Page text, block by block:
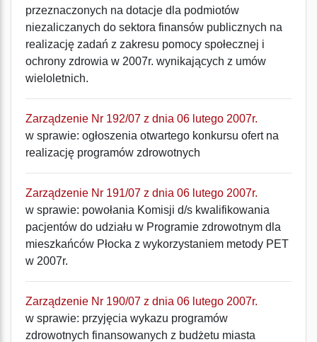
przeznaczonych na dotacje dla podmiotów
niezaliczanych do sektora finansów publicznych na
realizację zadań z zakresu pomocy społecznej i
ochrony zdrowia w 2007r. wynikających z umów
wieloletnich.
Zarządzenie Nr 192/07 z dnia 06 lutego 2007r.
w sprawie: ogłoszenia otwartego konkursu ofert na
realizację programów zdrowotnych
Zarządzenie Nr 191/07 z dnia 06 lutego 2007r.
w sprawie: powołania Komisji d/s kwalifikowania
pacjentów do udziału w Programie zdrowotnym dla
mieszkańców Płocka z wykorzystaniem metody PET
w 2007r.
Zarządzenie Nr 190/07 z dnia 06 lutego 2007r.
w sprawie: przyjęcia wykazu programów
zdrowotnych finansowanych z budżetu miasta